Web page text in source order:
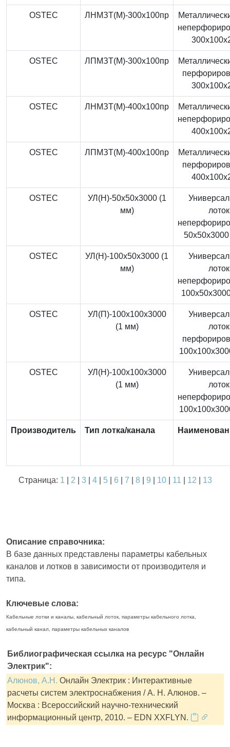
OSTEC ЛНМЗТ(М)-300x100пр
OSTEC ЛПМЗТ(М)-300x100пр
OSTEC ЛНМЗТ(М)-400x100пр
OSTEC ЛПМЗТ(М)-400x100пр
OSTEC
УЛ(Н)-50x50x3000 (1
мм)
лоток
OSTEC
УЛ(Н)-100x50x3000 (1
мм)
лоток
OSTEC
УЛ(П)-100x100x3000
(1 мм)
лоток
OSTEC
УЛ(Н)-100x100x3000
(1 мм)
лоток
Производитель Тип лотка/канала
Страница: 1 2 3| 4| 5| 6 7 8| 9 10| 11 12 13
Описание справочника:
В базе данных представлены параметры кабельных
каналов и лотков в зависимости от производителя и
типа.
Ключевые слова:
Кабельные лотки и каналы, кабельный лоток, параметры кабельного лотка,
кабельный канал, параметры кабельных каналов
Библиографическая ссылка на ресурс "Онлайн
Электрик":
Алюнов, А.Н. Онлайн Электрик : Интерактивные
расчеты систем электроснабжения / А. Н. Алюнов. –
Москва : Всероссийский научно-технический
информационный центр, 2010. – EDN XXFLYN.